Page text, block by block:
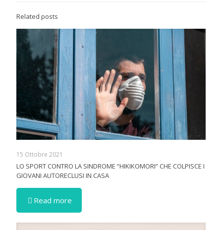
Related posts
15 Ottobre 2021
LO SPORT CONTRO LA SINDROME “HIKIKOMORI” CHE COLPISCE I
GIOVANI AUTORECLUSI IN CASA
Read more